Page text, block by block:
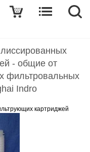
- общие от
фильтровальных
Indro
картриджей